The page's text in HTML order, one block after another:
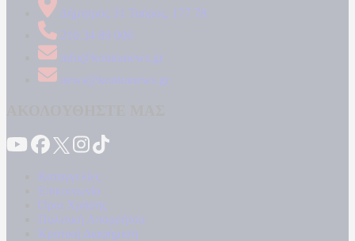
Δήμητρος 31 Ταύρος, 177 78
210 34 89 000
info@kontranews.gr
news@kontranews.gr
Καταγγελίες
Επικοινωνία
Όροι Χρήσης
Πολιτική Απορρήτου
Κρατική Διαφήμιση